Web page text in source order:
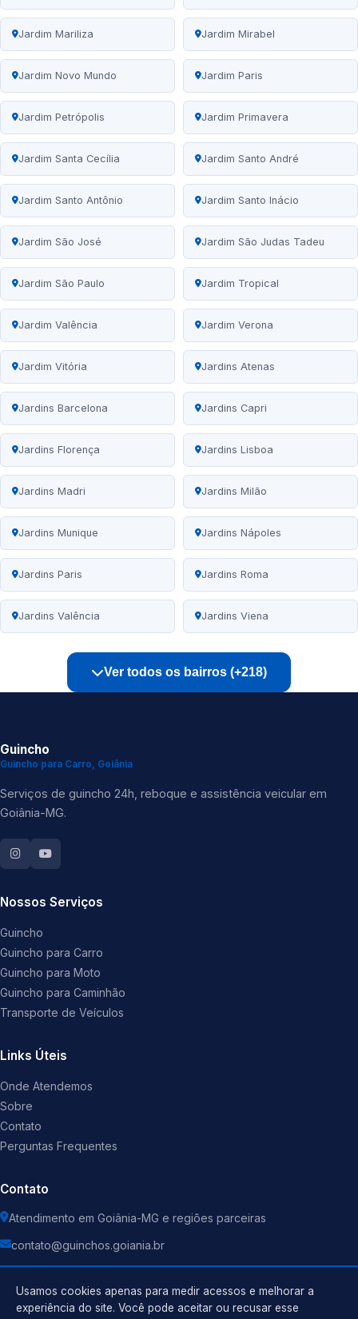
Jardim Mariliza Jardim Mirabel
Jardim Novo Mundo Jardim Paris
Jardim Petrópolis Jardim Primavera
Jardim Santa Cecília Jardim Santo André
Jardim Santo Antônio Jardim Santo Inácio
Jardim São José Jardim São Judas Tadeu
Jardim São Paulo Jardim Tropical
Jardim Valência Jardim Verona
Jardim Vitória Jardins Atenas
Jardins Barcelona Jardins Capri
Jardins Florença Jardins Lisboa
Jardins Madri Jardins Milão
Jardins Munique Jardins Nápoles
Jardins Paris Jardins Roma
Jardins Valência Jardins Viena
Ver todos os bairros (+218)
Guincho
Guincho para Carro, Goiânia
Serviços de guincho 24h, reboque e assistência veicular em
Goiânia-MG.
Nossos Serviços
Guincho
Guincho para Carro
Guincho para Moto
Guincho para Caminhão
Transporte de Veículos
Links Úteis
Onde Atendemos
Sobre
Contato
Perguntas Frequentes
Contato
Atendimento em Goiânia-MG e regiões parceiras
contato@guinchos.goiania.br
Usamos cookies apenas para medir acessos e melhorar a
experiência do site. Você pode aceitar ou recusar esse